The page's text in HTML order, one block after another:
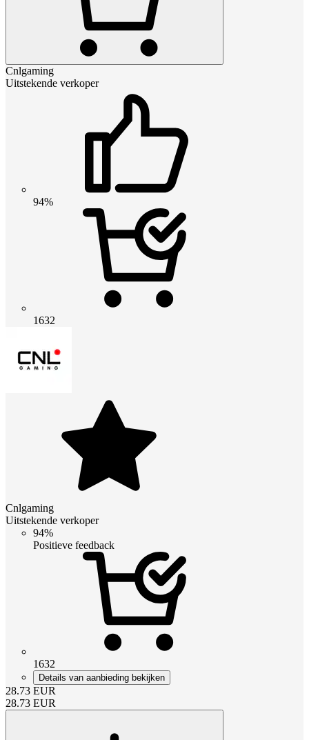
Cnlgaming
Uitstekende verkoper
94%
1632
Cnlgaming
Uitstekende verkoper
94%
Positieve feedback
1632
Details van aanbieding bekijken
28.73 EUR
28.73 EUR